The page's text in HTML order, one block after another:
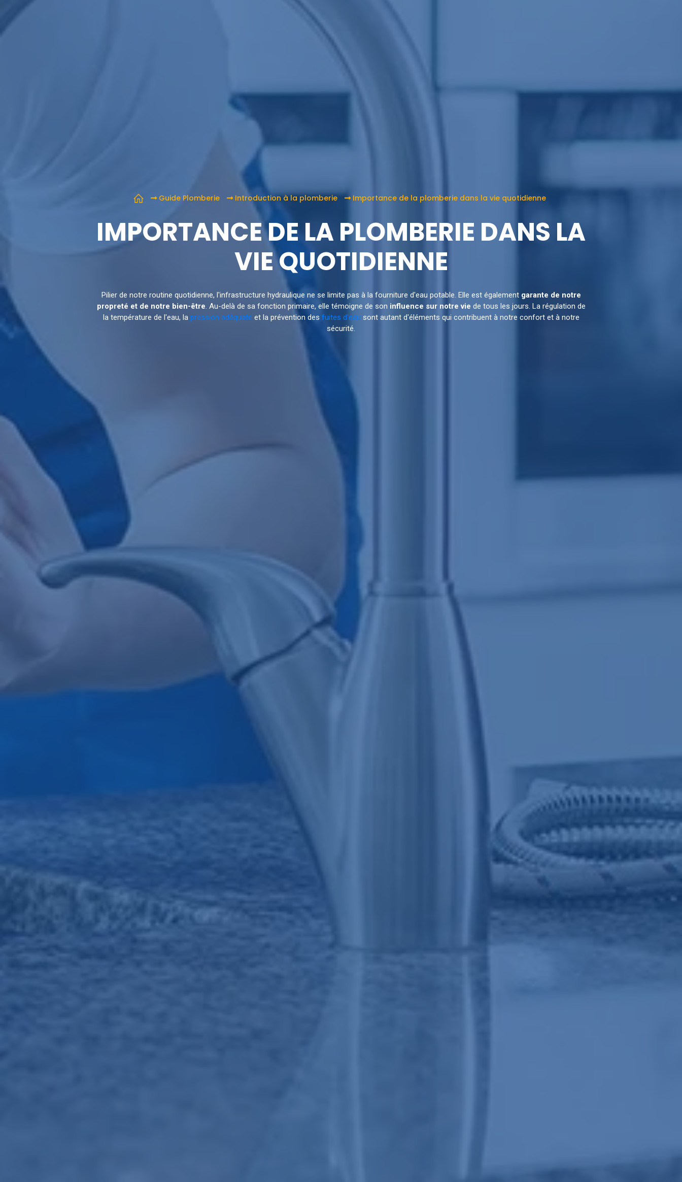
Guide Plomberie Introduction à la plomberie Importance de la plomberie dans la vie quotidienne
IMPORTANCE DE LA PLOMBERIE DANS LA
VIE QUOTIDIENNE
Pilier de notre routine quotidienne, l'infrastructure hydraulique ne se limite pas à la fourniture d'eau potable. Elle est également garante de notre
propreté et de notre bien-être. Au-delà de sa fonction primaire, elle témoigne de son influence sur notre vie de tous les jours. La régulation de
la température de l'eau, la pression adéquate et la prévention des fuites d'eau sont autant d'éléments qui contribuent à notre confort et à notre
sécurité.